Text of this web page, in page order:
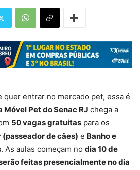
quer entrar no mercado pet, essa é
Móvel Pet do Senac RJ chega a
50 vagas gratuitas para os
(passeador de cães) e Banho e
. As aulas começam no dia 10 de
feitas presencialmente no dia